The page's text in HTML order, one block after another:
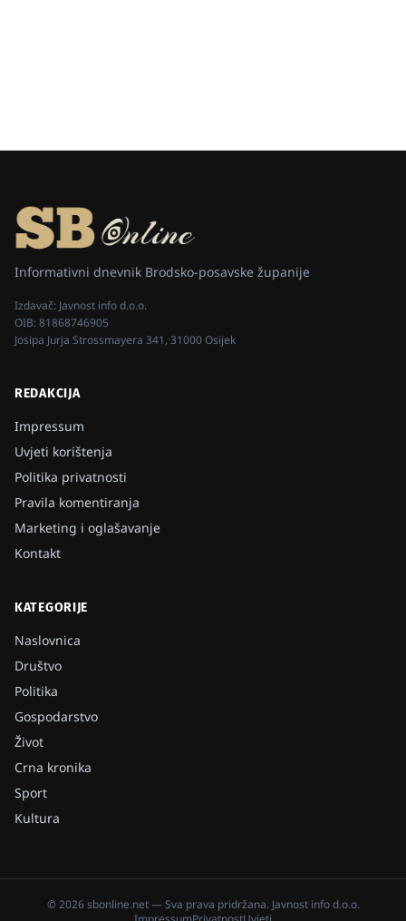
Informativni dnevnik Brodsko-posavske županije
Izdavač: Javnost info d.o.o.
OIB:81868746905
Josipa Jurja Strossmayera 341, 31000 Osijek
REDAKCIJA
Impressum
Uvjeti korištenja
Politika privatnosti
Pravila komentiranja
Marketing i oglašavanje
Kontakt
KATEGORIJE
Naslovnica
Društvo
Politika
Gospodarstvo
Život
Crna kronika
Sport
Kultura
©2026 sbonline.net— Sva prava pridržana. Javnost info d.o.o.